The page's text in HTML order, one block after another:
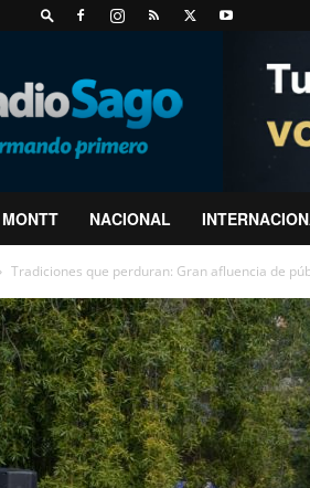
NACIONAL
Tradiciones que perduran: Gran afluencia de